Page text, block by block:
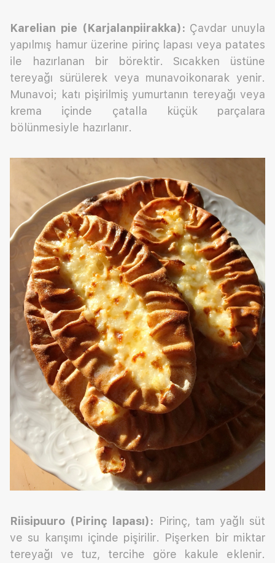
Karelian pie (Karjalanpiirakka): Çavdar unuyla
yapılmış hamur üzerine pirinç lapası veya patates
ile hazırlanan bir börektir. Sıcakken üstüne
tereyağı sürülerek veya munavoikonarak yenir.
Munavoi; katı pişirilmiş yumurtanın tereyağı veya
krema içinde çatalla küçük parçalara
bölünmesiyle hazırlanır.
Riisipuuro (Pirinç lapası): Pirinç, tam yağlı süt
ve su karışımı içinde pişirilir. Pişerken bir miktar
tereyağı ve tuz, tercihe göre kakule eklenir.